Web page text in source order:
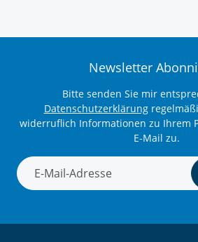
Newsletter
Bitte senden Sie mir
Datenschutzerklärung
widerruflich Informationen zu Ihrem
E-Mail zu.